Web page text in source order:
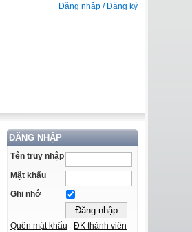
Đăng nhập / Đăng ký
ĐĂNG NHẬP
Tên truy nhập
Mật khẩu
Ghi nhớ
Quên mật khẩu ĐK thành viên